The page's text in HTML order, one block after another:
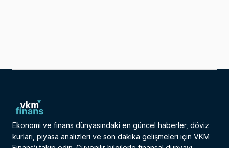
Ekonomi ve finans dünyasındaki en güncel haberler, döviz
kurları, piyasa analizleri ve son dakika gelişmeleri için VKM